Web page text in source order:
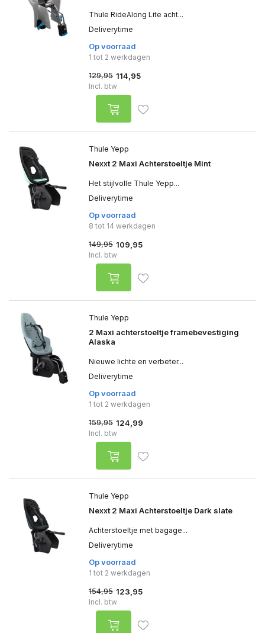
Thule RideAlong Lite acht...
Deliverytime
Op voorraad
1 tot 2 werkdagen
129,95 114,95
Incl. btw
Thule Yepp
Nexxt 2 Maxi Achterstoeltje Mint
Het stijlvolle Thule Yepp...
Deliverytime
Op voorraad
8 tot 14 werkdagen
149,95 109,95
Incl. btw
Thule Yepp
2 Maxi achterstoeltje framebevestiging
Alaska
Nieuwe lichte en verbeter...
Deliverytime
Op voorraad
1 tot 2 werkdagen
159,95 124,99
Incl. btw
Thule Yepp
Nexxt 2 Maxi Achterstoeltje Dark slate
Achterstoeltje met bagage...
Deliverytime
Op voorraad
1 tot 2 werkdagen
154,95 123,95
Incl. btw